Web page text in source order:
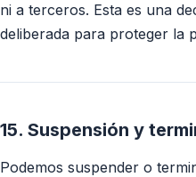
ni a terceros. Esta es una
deliberada para proteger la
15. Suspensión y
Podemos suspender o